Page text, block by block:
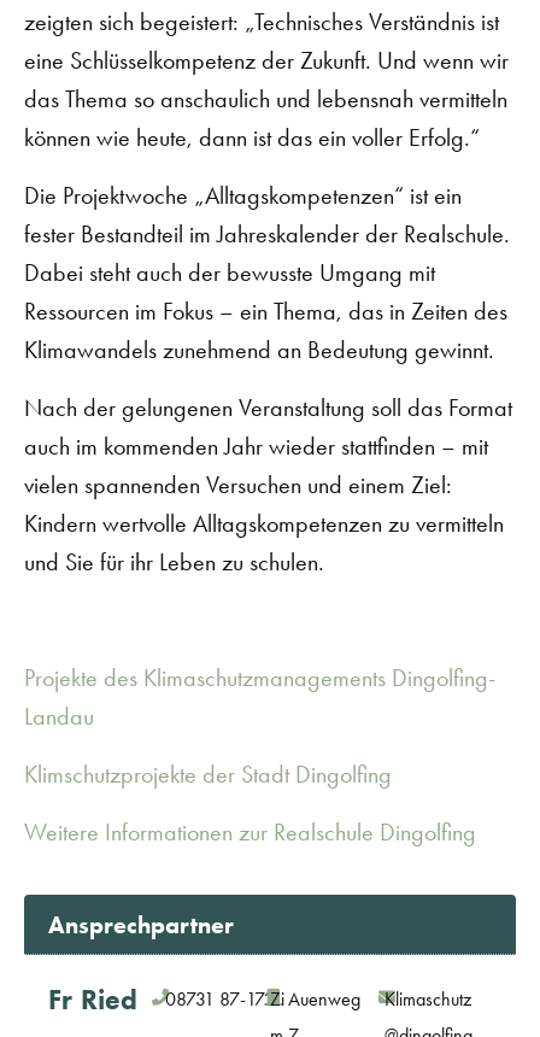
zeigten sich begeistert: „Technisches Verständnis ist
eine Schlüsselkompetenz der Zukunft. Und wenn wir
das Thema so anschaulich und lebensnah vermitteln
können wie heute, dann ist das ein voller Erfolg.“
Die Projektwoche „Alltagskompetenzen“ ist ein
fester Bestandteil im Jahreskalender der Realschule.
Dabei steht auch der bewusste Umgang mit
Ressourcen im Fokus – ein Thema, das in Zeiten des
Klimawandels zunehmend an Bedeutung gewinnt.
Nach der gelungenen Veranstaltung soll das Format
auch im kommenden Jahr wieder stattfinden – mit
vielen spannenden Versuchen und einem Ziel:
Kindern wertvolle Alltagskompetenzen zu vermitteln
und Sie für ihr Leben zu schulen.
Projekte des Klimaschutzmanagements Dingolfing-
Landau
Klimschutzprojekte der Stadt Dingolfing
Weitere Informationen zur Realschule Dingolfing
Ansprechpartner
Fr Ried
08731 87-172ZiAuenweg
Klimaschutz